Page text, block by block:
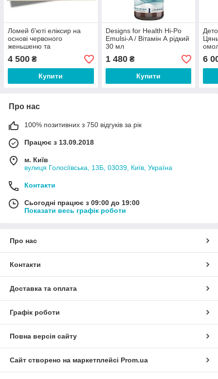
Ломей б'юті еліксир на
основі червоного
женьшеню та
сичуаньського гранату 30
саше по 10 мл
4 500 ₴
Купити
Designs for Health Hi-Po
Emulsi-A / Вітамін А рідкий
30 мл
1 480₴
Купити
мл
6
Про нас
100% позитивних з 750 відгуків за рік
Працює з 13.09.2018
м. Київ
вулиця Голосіївська, 13Б, 03039, Київ, Україна
Контакти
Сьогодні працює з 09:00 до 19:00
Показати весь графік роботи
Про нас
Контакти
Доставка та оплата
Графік роботи
Повна версія сайту
Сайт створено на маркетплейсі Prom.ua